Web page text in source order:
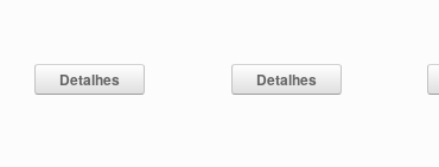
Detalhes Detalhes